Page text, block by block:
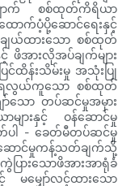
ောက် စစ်ထုတ်ကိရိယာ
ာက်ပံ့ပို့ဆောင်ရေးနှင့်
ချယ်ထားသော စစ်ထုတ်
အားလိုအပ်ချက်များ
ြင်ထိန်းသိမ်းမှု အသုံးပြု
းရလွယ်ကူသော စစ်ထုတ်
ာ်သော တပ်ဆင်မှုအမှား
များနှင့် ဝန်ဆောင်မှု
တ်ပါ - ခေတ်မီတပ်ဆင်မှု
ောင်မှုကန့်သတ်ချက်သို့
းသောဖိအားအာရုံခံ
မမျှော်လင့်ထားသော